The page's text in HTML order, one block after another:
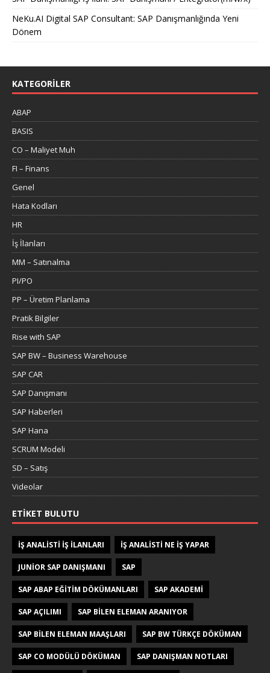
NeKu.AI Digital SAP Consultant: SAP Danışmanlığında Yeni
Dönem
KATEGORILER
ABAP
BASIS
CO – Maliyet Muh
FI – Finans
Genel
Hata Kodları
HR
İş İlanları
MM – Satınalma
PI/PO
PP – Üretim Planlama
Pratik Bilgiler
Rise with SAP
SAP BW – Business Warehouse
SAP CAR
SAP Danışmanı
SAP Haberleri
SAP Hana
SCRUM Modeli
SD – Satış
Videolar
ETIKET BULUTU
IŞ ANALISTI IŞ ILANLARI IŞ ANALISTI NE IŞ YAPAR
JUNIOR SAP DANIŞMANI SAP
SAP ABAP EĞITIM DÖKÜMANLARI SAP AKADEMI
SAP AÇILIMI SAP BILEN ELEMAN ARANIYOR
SAP BILEN ELEMAN MAAŞLARI SAP BW TÜRKÇE DÖKÜMAN
SAP CO MODÜLÜ DÖKÜMAN SAP DANIŞMAN NOTLARI